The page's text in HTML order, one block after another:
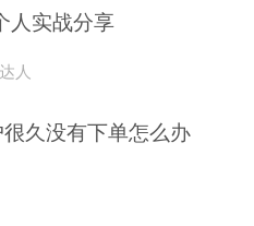
人实战分享
人
久没有下单怎么办